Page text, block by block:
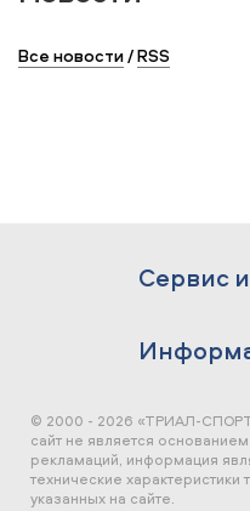
Все новости/RSS
Сервис
© 2000 - 2026 «ТРИАЛ-
сайт не является
рекламаций, информация
технические характеристики
указанных на сайте.